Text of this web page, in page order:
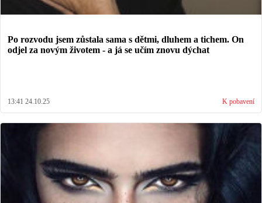
Po rozvodu jsem zůstala sama s dětmi, dluhem a tichem. On
odjel za novým životem - a já se učím znovu dýchat
13:41 24.10.25 K pobavení